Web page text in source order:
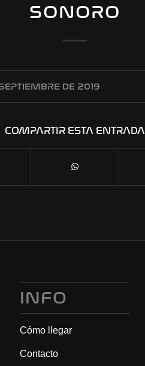
SONORO
DE 2019
COMPARTIR ESTA ENTRADA
INFO
Cómo llegar
Contacto